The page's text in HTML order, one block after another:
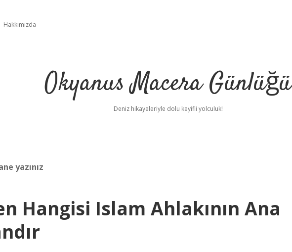
Hakkımızda
Okyanus Macera Günlüğü
Deniz hikayeleriyle dolu keyifli yolculuk!
yazınız
Hangisi Islam Ahlakının Ana